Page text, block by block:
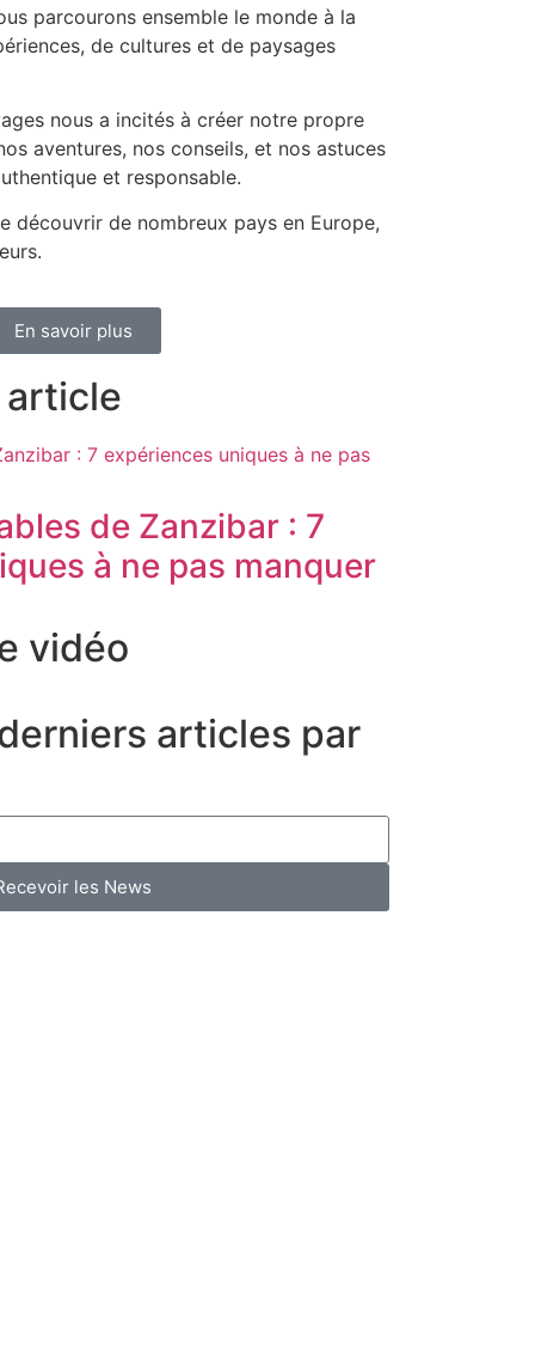
parcourons ensemble le monde à la
de cultures et de paysages
nous a incités à créer notre propre
aventures, nos conseils, et nos astuces
et responsable.
découvrir de nombreux pays en Europe,
En savoir plus
de Zanzibar : 7
à ne pas manquer
vidéo
articles par
les News